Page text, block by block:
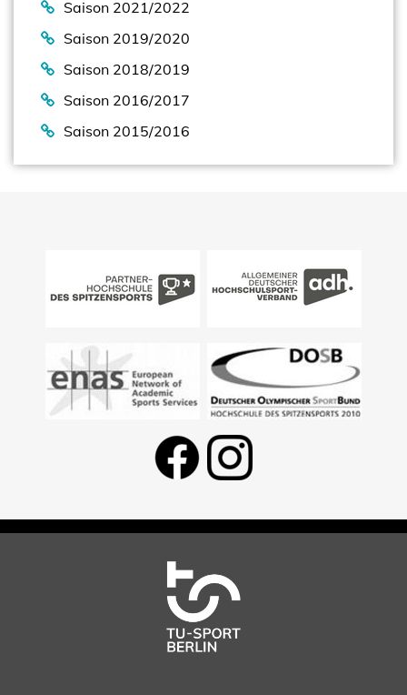
Saison 2021/2022
Saison 2019/2020
Saison 2018/2019
Saison 2016/2017
Saison 2015/2016